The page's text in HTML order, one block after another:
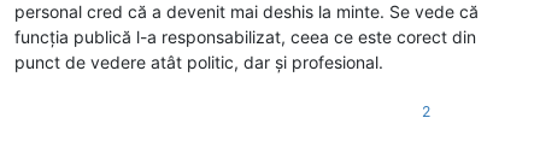
personal cred că a devenit mai deshis la minte. Se vede că
funcția publică l-a responsabilizat, ceea ce este corect din
punct de vedere atât politic, dar și profesional.
2